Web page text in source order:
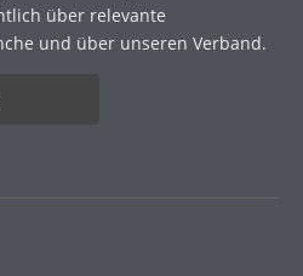
über relevante
und über unseren Verband.